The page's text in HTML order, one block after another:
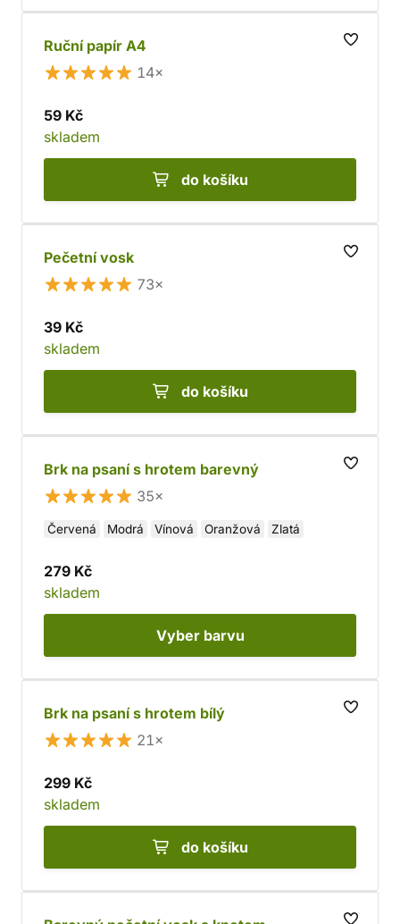
Ruční papír A4
14×
59 Kč
skladem
do košíku
Pečetní vosk
73×
39 Kč
skladem
do košíku
Brk na psaní s hrotem barevný
35×
Červená Modrá Vínová Oranžová Zlatá
279 Kč
skladem
Vyber barvu
Brk na psaní s hrotem bílý
21×
299 Kč
skladem
do košíku